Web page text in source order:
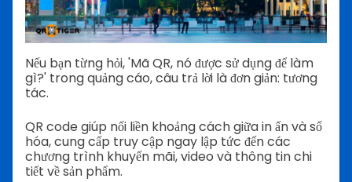
Nếu bạn từng hỏi, 'Mã QR, nó được sử dụng để làm
gì?' trong quảng cáo, câu trả lời là đơn giản: tương
tác.
QR code giúp nối liền khoảng cách giữa in ấn và số
hóa, cung cấp truy cập ngay lập tức đến các
chương trình khuyến mãi, video và thông tin chi
tiết về sản phẩm.